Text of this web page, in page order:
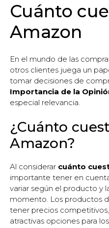
Cuánto
Amazon
En el mundo de las
otros clientes juega un
tomar decisiones de
Importancia de la
especial relevancia.
¿Cuánto
Amazon?
Al considerar cuánto
importante tener en
variar según el producto y
momento. Los productos
tener precios
atractivas opciones para